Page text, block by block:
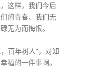
这样，我们今后
的青春、我们无
无为而悔恨。
百年树人”，对知
福的一件事啊。